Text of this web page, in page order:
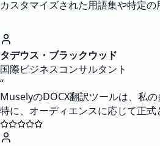
カスタマイズされた用語集や特定
タデウス・ブラックウッド
国際ビジネスコンサルタント
“
MuselyのDOCX翻訳ツールは、私
特に、オーディエンスに応じて正